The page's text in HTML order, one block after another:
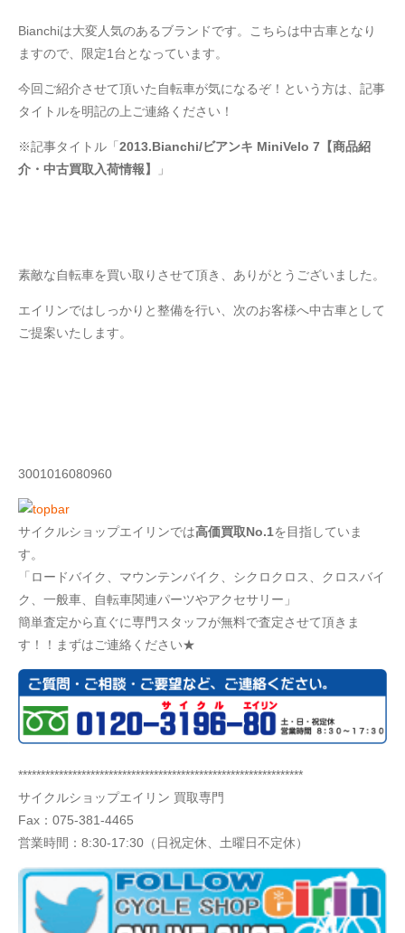
Bianchiは大変人気のあるブランドです。こちらは中古車となり
ますので、限定1台となっています。
今回ご紹介させて頂いた自転車が気になるぞ！という方は、記事
タイトルを明記の上ご連絡ください！
※記事タイトル「 2013.Bianchi/ビアンキ MiniVelo 7【商品紹
介・中古買取入荷情報】
」
素敵な自転車を買い取りさせて頂き、ありがとうございました。
エイリンではしっかりと整備を行い、次のお客様へ中古車として
ご提案いたします。
3001016080960
サイクルショップエイリンでは高価買取No.1を目指していま
す。
「ロードバイク、マウンテンバイク、シクロクロス、クロスバイ
ク、一般車、自転車関連パーツやアクセサリー」
簡単査定から直ぐに専門スタッフが無料で査定させて頂きま
す！！まずはご連絡ください★
***************************************************************
サイクルショップエイリン 買取専門
Fax：075-381-4465
営業時間：8:30-17:30（日祝定休、土曜日不定休）